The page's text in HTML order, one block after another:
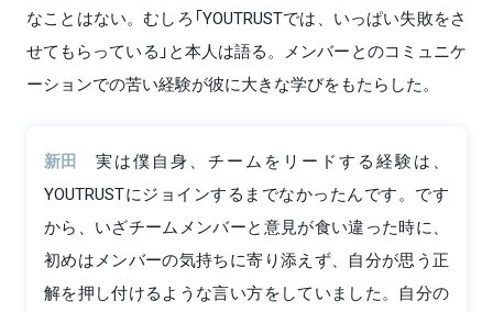
なことはない。むしろ「YOUTRUSTでは、いっぱい失敗をさ
せてもらっている」と本人は語る。メンバーとのコミュニケ
ーションでの苦い経験が彼に大きな学びをもたらした。
新田
実は僕自身、チームをリードする経験は、
YOUTRUSTにジョインするまでなかったんです。です
から、いざチームメンバーと意見が食い違った時に、
初めはメンバーの気持ちに寄り添えず、自分が思う正
解を押し付けるような言い方をしていました。自分の